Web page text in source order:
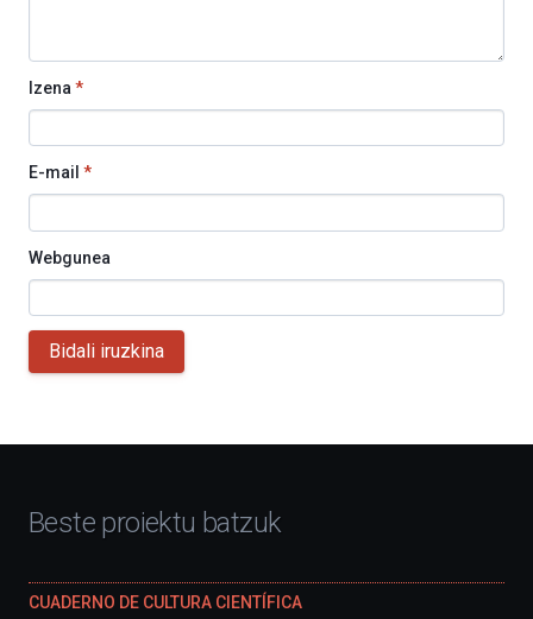
Izena *
E-mail *
Webgunea
Bidali iruzkina
Beste proiektu batzuk
CUADERNO DE CULTURA CIENTÍFICA